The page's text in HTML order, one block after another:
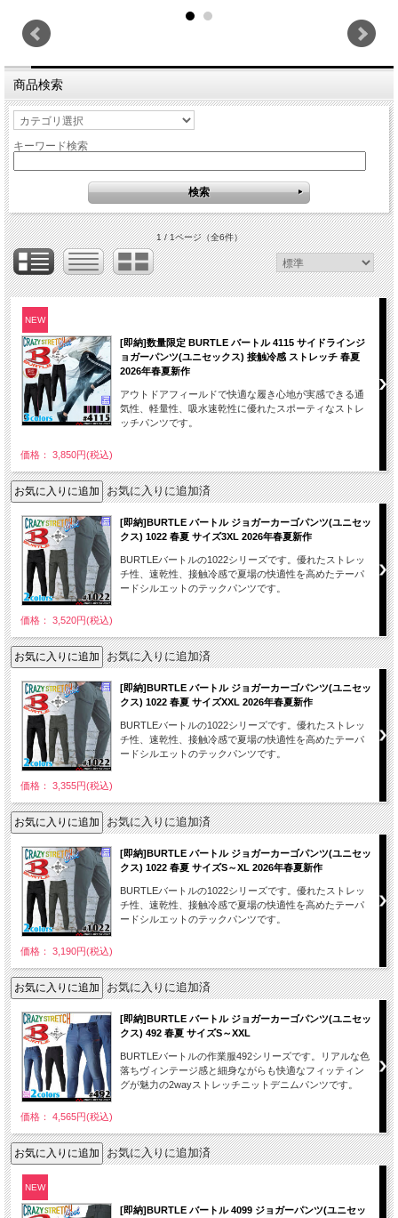
商品検索
キーワード検索
1 / 1ページ（全6件）
NEW
[即納]数量限定 BURTLE バートル 4115 サイドラインジ
ョガーパンツ(ユニセックス) 接触冷感 ストレッチ 春夏
2026年春夏新作
アウトドアフィールドで快適な履き心地が実感できる通
気性、軽量性、吸水速乾性に優れたスポーティなストレ
ッチパンツです。
価格： 3,850円(税込)
お気に入りに追加済
[即納]BURTLE バートル ジョガーカーゴパンツ(ユニセッ
クス) 1022 春夏 サイズ3XL 2026年春夏新作
BURTLEバートルの1022シリーズです。優れたストレッ
チ性、速乾性、接触冷感で夏場の快適性を高めたテーパ
ードシルエットのテックパンツです。
価格： 3,520円(税込)
お気に入りに追加済
[即納]BURTLE バートル ジョガーカーゴパンツ(ユニセッ
クス) 1022 春夏 サイズXXL 2026年春夏新作
BURTLEバートルの1022シリーズです。優れたストレッ
チ性、速乾性、接触冷感で夏場の快適性を高めたテーパ
ードシルエットのテックパンツです。
価格： 3,355円(税込)
お気に入りに追加済
[即納]BURTLE バートル ジョガーカーゴパンツ(ユニセッ
クス) 1022 春夏 サイズS～XL 2026年春夏新作
BURTLEバートルの1022シリーズです。優れたストレッ
チ性、速乾性、接触冷感で夏場の快適性を高めたテーパ
ードシルエットのテックパンツです。
価格： 3,190円(税込)
お気に入りに追加済
[即納]BURTLE バートル ジョガーカーゴパンツ(ユニセッ
クス) 492 春夏 サイズS～XXL
BURTLEバートルの作業服492シリーズです。リアルな色
落ちヴィンテージ感と細身ながらも快適なフィッティン
グが魅力の2wayストレッチニットデニムパンツです。
価格： 4,565円(税込)
お気に入りに追加済
NEW
[即納]BURTLE バートル 4099 ジョガーパンツ(ユニセッ